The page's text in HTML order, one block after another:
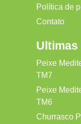
Política de
Contato
Ultimas
Peixe
TM7
Peixe
TM6
Churrasco